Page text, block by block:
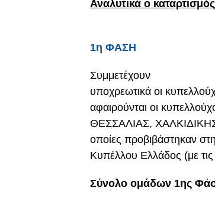
Αναλυτικά ο
1η ΦΑΣΗ
Συμμετέχουν
υποχρεωτικά οι
αφαιρούνται οι
ΘΕΣΣΑΛΙΑΣ, ΧΑΛΚΙΔΙΚΗΣ
οποίες προβιβάστηκαν
Κυπέλλου Ελλάδος (με
Σύνολο ομάδων 1ης